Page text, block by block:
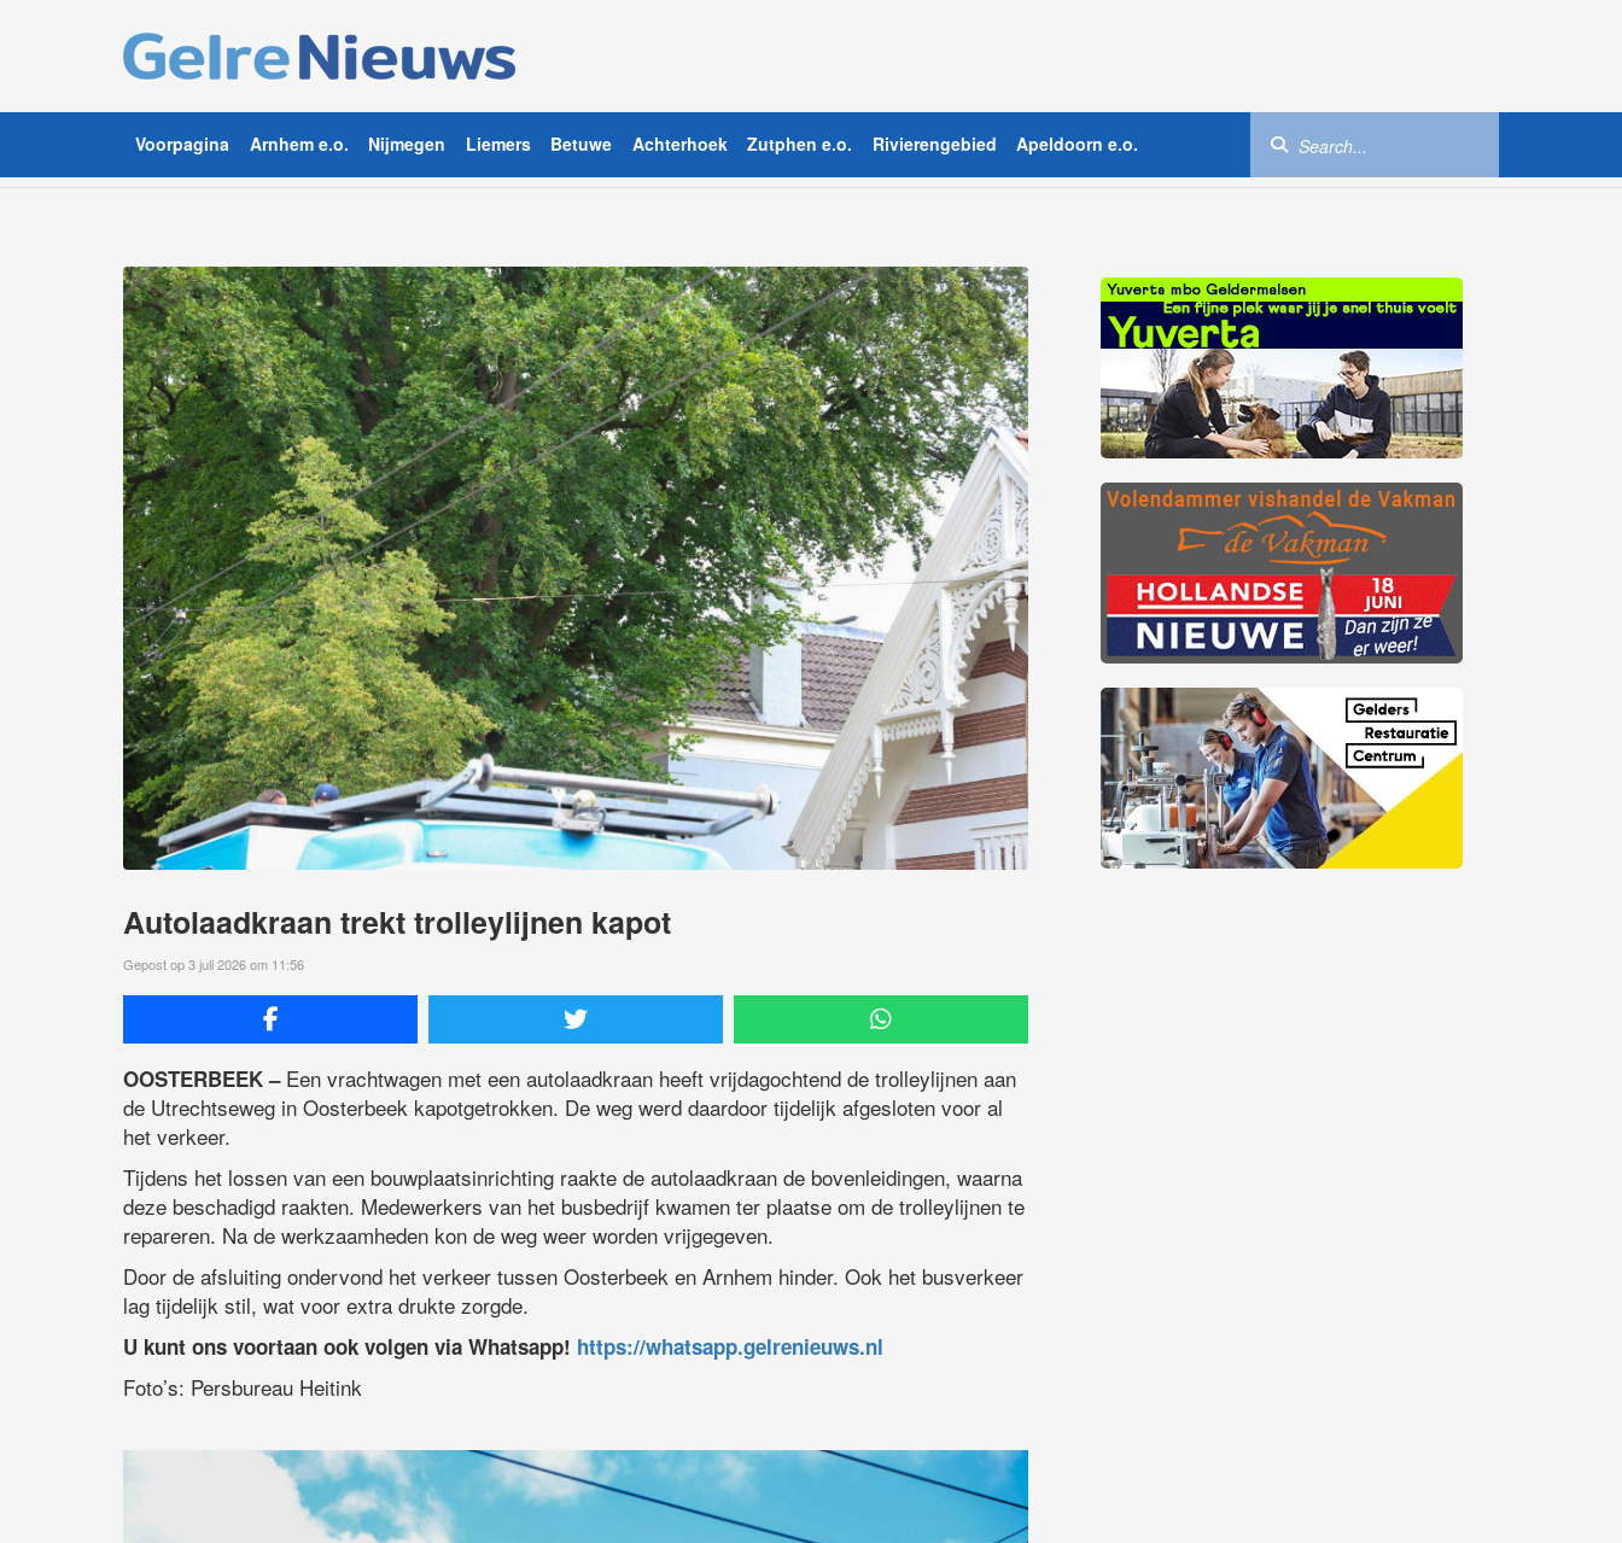
Voorpagina Arnhem e.o. Nijmegen Liemers Betuwe Achterhoek Zutphen e.o. Rivierengebied Apeldoorn e.o.
Autolaadkraan trekt trolleylijnen kapot
Gepost op 3 juli 2026 om 11:56
OOSTERBEEK –Een vrachtwagen met een autolaadkraan heeft vrijdagochtend de trolleylijnen aan
de Utrechtseweg in Oosterbeek kapotgetrokken. De weg werd daardoor tijdelijk afgesloten voor al
het verkeer.
Tijdens het lossen van een bouwplaatsinrichting raakte de autolaadkraan de bovenleidingen, waarna
deze beschadigd raakten. Medewerkers van het busbedrijf kwamen ter plaatse om de trolleylijnen te
repareren. Na de werkzaamheden kon de weg weer worden vrijgegeven.
Door de afsluiting ondervond het verkeer tussen Oosterbeek en Arnhem hinder. Ook het busverkeer
lag tijdelijk stil, wat voor extra drukte zorgde.
U kunt ons voortaan ook volgen via Whatsapp! https://whatsapp.gelrenieuws.nl
Foto’s: Persbureau Heitink